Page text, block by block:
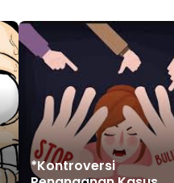
*Kontroversi